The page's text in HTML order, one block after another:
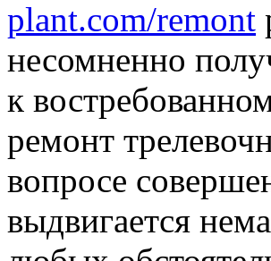
plant.com/remont
несомненно
к
ремонт
вопросе
выдвигается